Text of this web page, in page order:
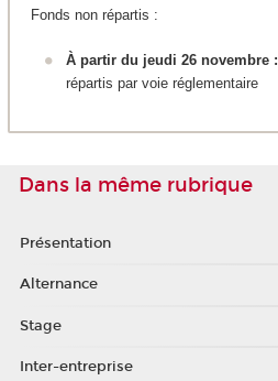
Fonds non répartis :
À partir du jeudi 26 novembre :
répartis par voie réglementaire
Dans la même rubrique
Présentation
Alternance
Stage
Inter-entreprise